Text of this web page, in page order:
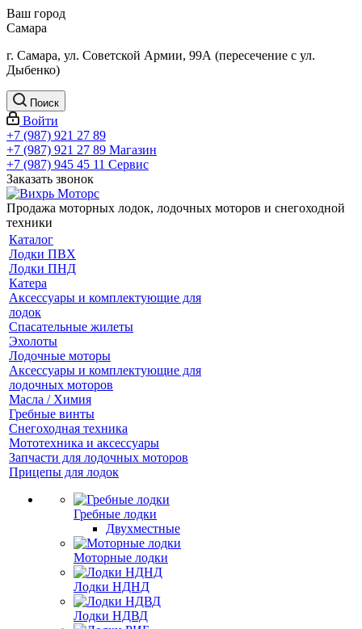
Ваш город
Самара
г. Самара, ул. Советской Армии, 99А (пересечение с ул.
Дыбенко)
Поиск
Войти
+7 (987) 921 27 89
+7 (987) 921 27 89 Магазин
+7 (987) 945 45 11 Сервис
Заказать звонок
Продажа моторных лодок, лодочных моторов и снегоходной
техники
Каталог
Лодки ПВХ
Лодки ПНД
Катера
Аксессуары и комплектующие для
лодок
Спасательные жилеты
Эхолоты
Лодочные моторы
Аксессуары и комплектующие для
лодочных моторов
Масла / Химия
Гребные винты
Снегоходная техника
Мототехника и аксессуары
Запчасти для лодочных моторов
Прицепы для лодок
Гребные лодки
Двухместные
Моторные лодки
Лодки НДНД
Лодки НДВД